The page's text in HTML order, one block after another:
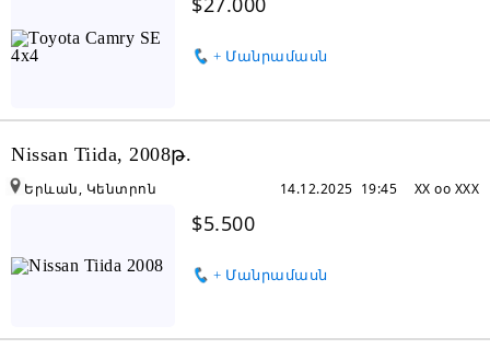
+ Մանրամասն
Nissan Tiida, 2008թ.
$5.500
+ Մանրամասն
XX oo XXX
14.12.2025 19:45
Երևան, Կենտրոն